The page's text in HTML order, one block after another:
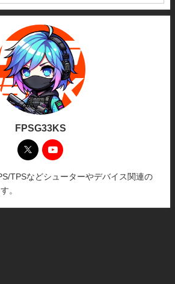
FPSG33KS
TPSなどシューターやデバイス関連の
。